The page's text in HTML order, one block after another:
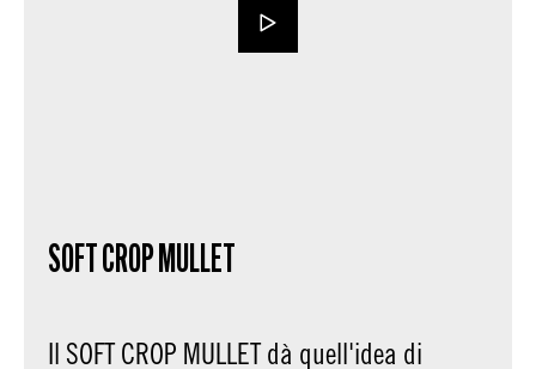
SOFT CROP MULLET
Il SOFT CROP MULLET dà quell'idea di